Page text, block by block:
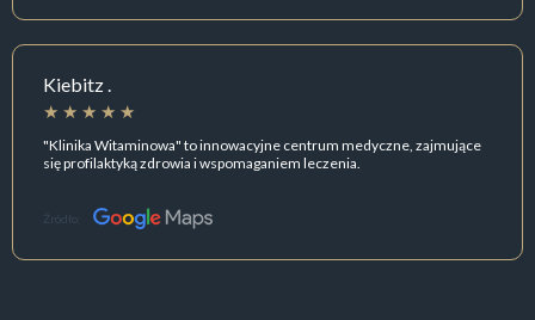
Kiebitz .
"Klinika Witaminowa" to innowacyjne centrum medyczne, zajmujące
się profilaktyką zdrowia i wspomaganiem leczenia.
Źródło: